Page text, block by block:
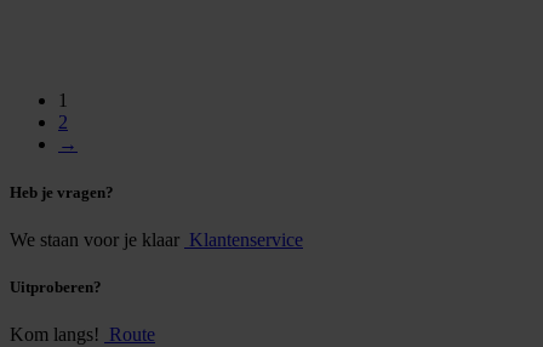
1
2
→
Heb je vragen?
We staan voor je klaar Klantenservice
Uitproberen?
Kom langs! Route